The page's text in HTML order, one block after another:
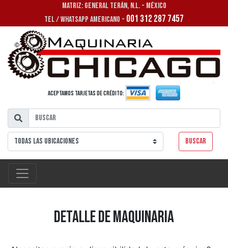
MATRIZ: GENERAL TERÁN, N.L. - MÉXICO
TEL / WHATSAPP AMERICANO - 001 312 287 7457
Aceptamos tarjetas de crédito:
Buscar
Detalle de Maquinaria